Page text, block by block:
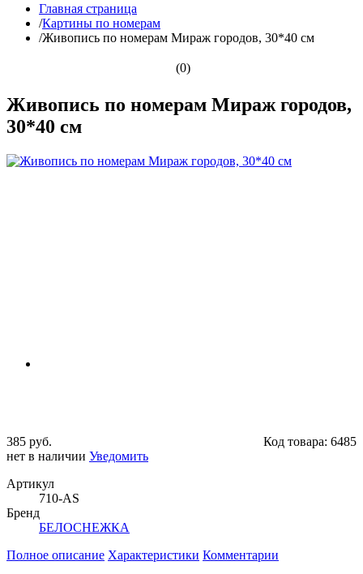
Главная страница
/Картины по номерам
/Живопись по номерам Мираж городов, 30*40 см
(0)
Живопись по номерам Мираж городов,
30*40 см
385 руб. Код товара: 6485
нет в наличии Уведомить
Артикул
710-AS
Бренд
БЕЛОСНЕЖКА
Полное описание Характеристики Комментарии